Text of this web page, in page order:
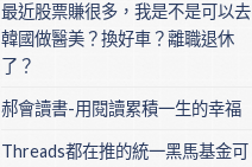
最近股票賺很多，我是不是可以去
韓國做醫美？換好車？離職退休
了？
郝會讀書-用閱讀累積一生的幸福
Threads都在推的統一黑馬基金可